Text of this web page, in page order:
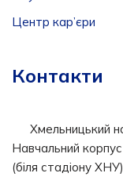
Центр кар’єри
Контакти
Хмельницький
Навчальний
(біля стадіону ХНУ)